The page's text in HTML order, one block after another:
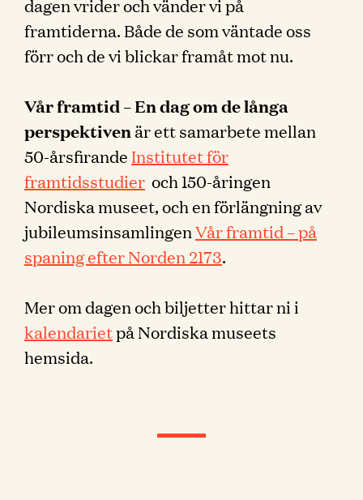
dagen vrider och vänder vi på
framtiderna. Både de som väntade oss
förr och de vi blickar framåt mot nu.
Vår framtid – En dag om de långa
perspektivenär ett samarbete mellan
50-årsfirande Institutet för
framtidsstudier och 150-åringen
Nordiska museet, och en förlängning av
jubileumsinsamlingenVår framtid – på
spaning efter Norden 2173.
Mer om dagen och biljetter hittar ni i
kalendarietpå Nordiska museets
hemsida.